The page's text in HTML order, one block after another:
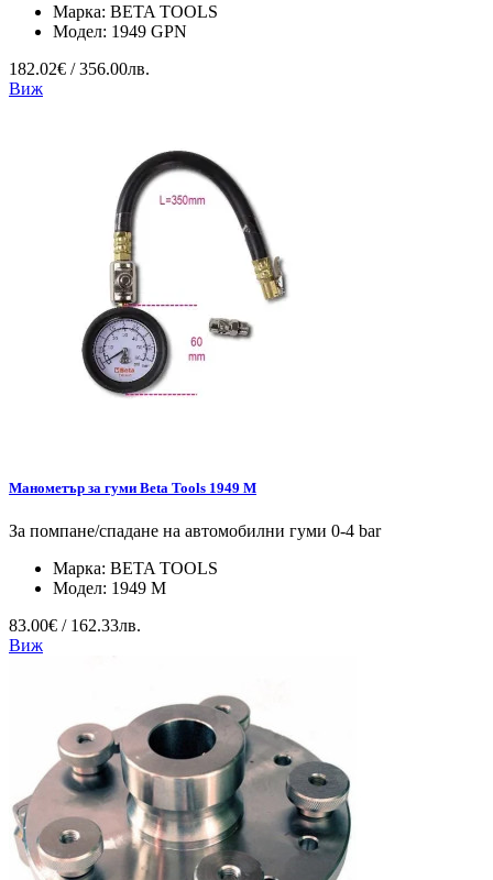
Марка: BETA TOOLS
Модел: 1949 GPN
182.02€ / 356.00лв.
Виж
Манометър за гуми Beta Tools 1949 M
За помпане/спадане на автомобилни гуми 0-4 bar
Марка: BETA TOOLS
Модел: 1949 M
83.00€ / 162.33лв.
Виж